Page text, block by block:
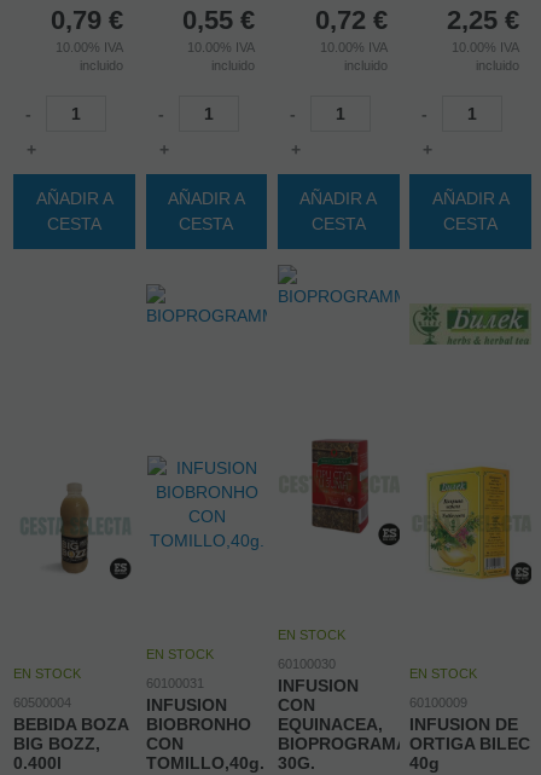
0,79 €
10.00% IVA
incluido
-
+
AÑADIR A
CESTA
0,55 €
10.00% IVA
incluido
-
+
AÑADIR A
CESTA
0,72 €
10.00% IVA
incluido
-
+
AÑADIR A
CESTA
2,25 €
10.00% IVA
incluido
-
+
AÑADIR A
CESTA
EN STOCK
60500004
BEBIDA BOZA
BIG BOZZ,
0.400l
EN STOCK
60100031
INFUSION
BIOBRONHO
CON
TOMILLO,40g.
EN STOCK
60100030
INFUSION
CON
EQUINACEA,
BIOPROGRAMA
30G.
EN STOCK
60100009
INFUSION DE
ORTIGA BILEC
40g